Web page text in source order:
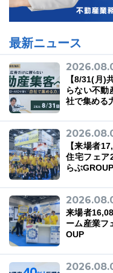
最新ニュース
【8/31(月)
らない不
社で集める
【来場者
住宅フェア
らぶGROUP
来場者
ーム産業フ
OUP